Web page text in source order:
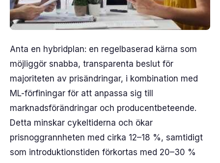
Anta en hybridplan: en regelbaserad kärna som
möjliggör snabba, transparenta beslut för
majoriteten av prisändringar, i kombination med
ML-förfiningar för att anpassa sig till
marknadsförändringar och producentbeteende.
Detta minskar cykeltiderna och ökar
prisnoggrannheten med cirka 12–18 %, samtidigt
som introduktionstiden förkortas med 20–30 %